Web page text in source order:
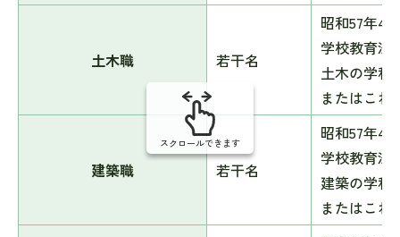
土木職 若干名
昭和57年4
学校教育法
土木の学科
またはこれ
建築職 若干名
昭和57年4
学校教育法
建築の学科
またはこれ
スクロールできます